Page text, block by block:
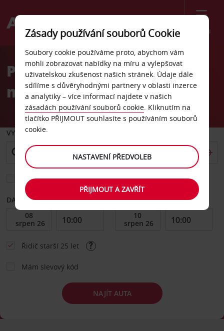
Menu
Welcome
AvisPronájem auta
mezinárodní letiště Jujuy
VYZVEDNOUT Z
Vyberte si jiné místo vrácení
DATUM OD DATUM DO
Řidič starší 25 let
Mám slevový kód
NAJÍT AUTA
Zásady používání souborů Cookie
Soubory cookie používáme proto, abychom vám
mohli zobrazovat nabídky na míru a vylepšovat
uživatelskou zkušenost našich stránek. Údaje dále
sdílíme s důvěryhodnými partnery v oblasti inzerce
a analytiky – více informací najdete v našich
zásadách používání souborů cookie. Kliknutím na
tlačítko PŘIJMOUT souhlasíte s používáním souborů
cookie.
NASTAVENÍ PŘEDVOLEB
PŘIJMOUT A ZAVŘÍT